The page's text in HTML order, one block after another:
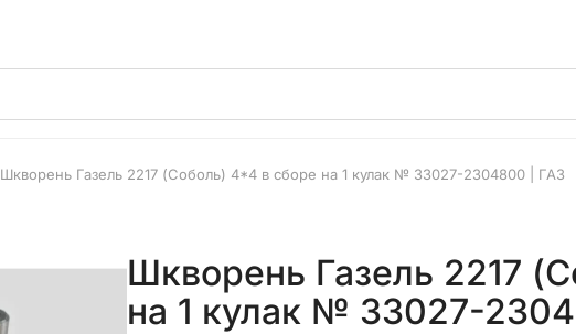
Шкворень Газель 2217 (Соболь) 4*4 в сборе на 1 кулак № 33027-2304800 | ГАЗ
Шкворень Газель 2217
на 1 кулак № 33027-